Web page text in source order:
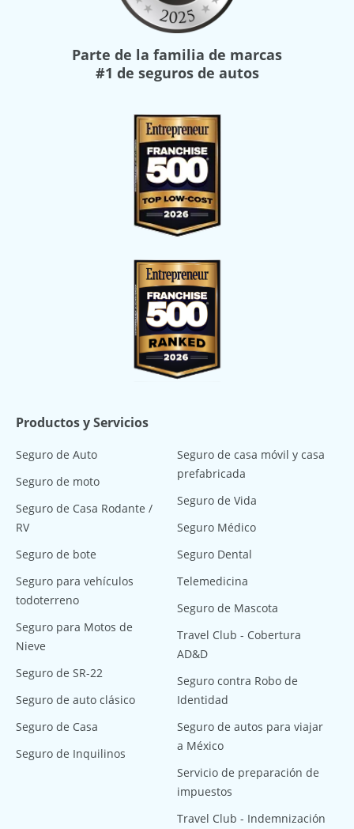
Parte de la familia de marcas
#1 de seguros de autos
Productos y Servicios
Seguro de Auto
Seguro de moto
Seguro de Casa Rodante /
RV
Seguro de bote
Seguro para vehículos
todoterreno
Seguro para Motos de
Nieve
Seguro de SR-22
Seguro de auto clásico
Seguro de Casa
Seguro de Inquilinos
Seguro de casa móvil y casa
prefabricada
Seguro de Vida
Seguro Médico
Seguro Dental
Telemedicina
Seguro de Mascota
Travel Club - Cobertura
AD&D
Seguro contra Robo de
Identidad
Seguro de autos para viajar
a México
Servicio de preparación de
impuestos
Travel Club - Indemnización